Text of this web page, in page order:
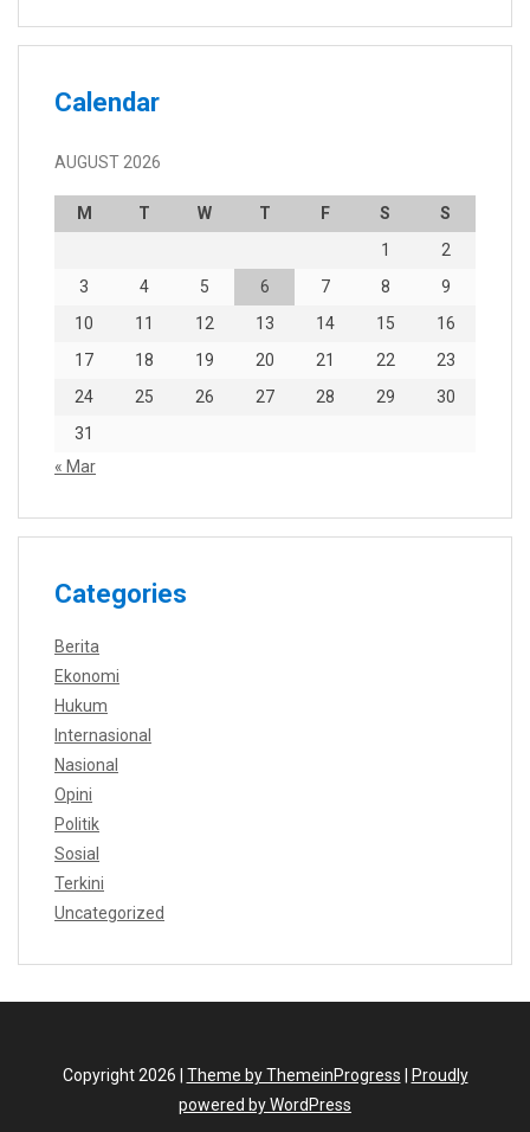
Calendar
AUGUST 2026
M T W T F S
S
1
2
3
4 5 6 7 8
9
10
11 12 13 14 15
16
17
18 19 20 21 22
23
24
25 26 27 28 29
30
31
« Mar
Categories
Berita
Ekonomi
Hukum
Internasional
Nasional
Opini
Politik
Sosial
Terkini
Uncategorized
Copyright 2026 | Theme by ThemeinProgress
Proudly
powered by WordPress